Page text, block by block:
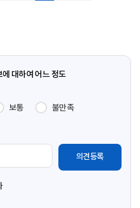
대하여 어느 정도
보통
불만족